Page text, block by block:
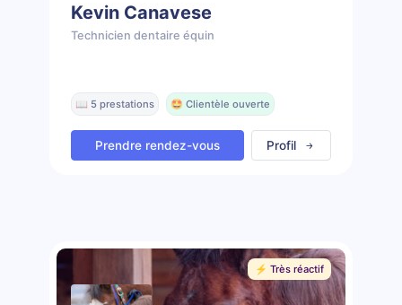
Kevin Canavese
Technicien dentaire équin
📖 5 prestations 🤩 Clientèle ouverte
Prendre rendez-vous Profil
⚡️ Très réactif